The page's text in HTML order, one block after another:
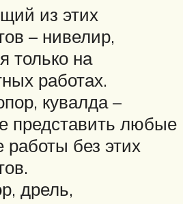
из этих
– нивелир,
только на
работах.
кувалда –
представить любые
работы без этих
дрель,